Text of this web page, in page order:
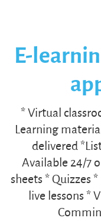
E-
* Virtual
Learning
delivered
Available 24/7
sheets * Quizzes
live lessons *